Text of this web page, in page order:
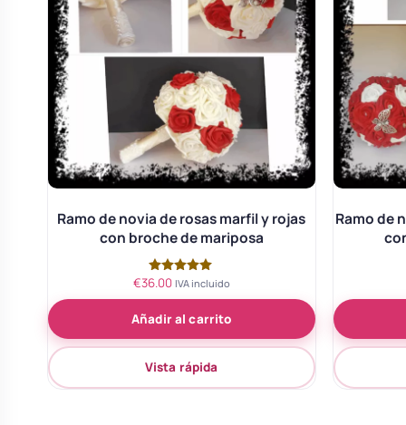
Ramo de novia de rosas marfil y rojas
con broche de mariposa
Valorado
de 5
€36.00 IVA incluido
Añadir al carrito
Vista rápida
Ramo de